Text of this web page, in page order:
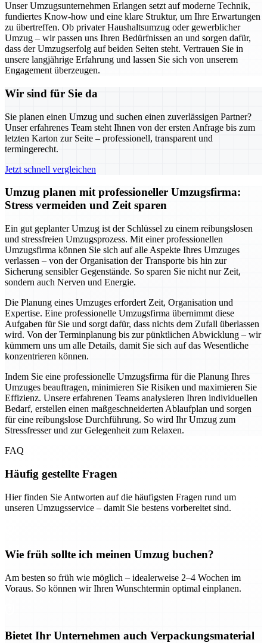
Unser Umzugsunternehmen Erlangen setzt auf moderne Technik,
fundiertes Know-how und eine klare Struktur, um Ihre Erwartungen
zu übertreffen. Ob privater Haushaltsumzug oder gewerblicher
Umzug – wir passen uns Ihren Bedürfnissen an und sorgen dafür,
dass der Umzugserfolg auf beiden Seiten steht. Vertrauen Sie in
unsere langjährige Erfahrung und lassen Sie sich von unserem
Engagement überzeugen.
Wir sind für Sie da
Sie planen einen Umzug und suchen einen zuverlässigen Partner?
Unser erfahrenes Team steht Ihnen von der ersten Anfrage bis zum
letzten Karton zur Seite – professionell, transparent und
termingerecht.
Jetzt schnell vergleichen
Umzug planen mit professioneller Umzugsfirma:
Stress vermeiden und Zeit sparen
Ein gut geplanter Umzug ist der Schlüssel zu einem reibungslosen
und stressfreien Umzugsprozess. Mit einer professionellen
Umzugsfirma können Sie sich auf alle Aspekte Ihres Umzuges
verlassen – von der Organisation der Transporte bis hin zur
Sicherung sensibler Gegenstände. So sparen Sie nicht nur Zeit,
sondern auch Nerven und Energie.
Die Planung eines Umzuges erfordert Zeit, Organisation und
Expertise. Eine professionelle Umzugsfirma übernimmt diese
Aufgaben für Sie und sorgt dafür, dass nichts dem Zufall überlassen
wird. Von der Terminplanung bis zur pünktlichen Abwicklung – wir
kümmern uns um alle Details, damit Sie sich auf das Wesentliche
konzentrieren können.
Indem Sie eine professionelle Umzugsfirma für die Planung Ihres
Umzuges beauftragen, minimieren Sie Risiken und maximieren Sie
Effizienz. Unsere erfahrenen Teams analysieren Ihren individuellen
Bedarf, erstellen einen maßgeschneiderten Ablaufplan und sorgen
für eine reibungslose Durchführung. So wird Ihr Umzug zum
Stressfresser und zur Gelegenheit zum Relaxen.
FAQ
Häufig gestellte Fragen
Hier finden Sie Antworten auf die häufigsten Fragen rund um
unseren Umzugsservice – damit Sie bestens vorbereitet sind.
Wie früh sollte ich meinen Umzug buchen?
Am besten so früh wie möglich – idealerweise 2–4 Wochen im
Voraus. So können wir Ihren Wunschtermin optimal einplanen.
Bietet Ihr Unternehmen auch Verpackungsmaterial